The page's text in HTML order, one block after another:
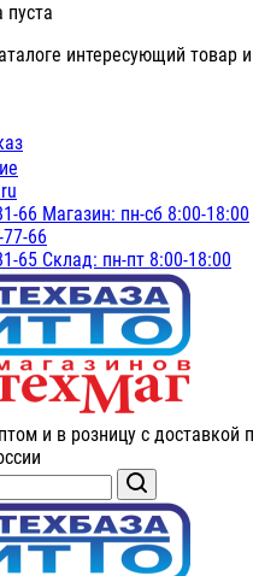
интересующий товар
66 Магазин: пн-сб 8:00-18:00
66
65 Склад: пн-пт 8:00-18:00
и в розницу с доставкой